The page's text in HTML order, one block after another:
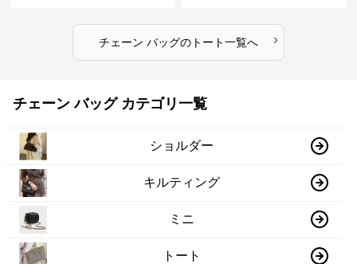
チェーン バッグのトート一覧へ ›
チェーン バッグ カテゴリ一覧
ショルダー
キルティング
ミニ
トート